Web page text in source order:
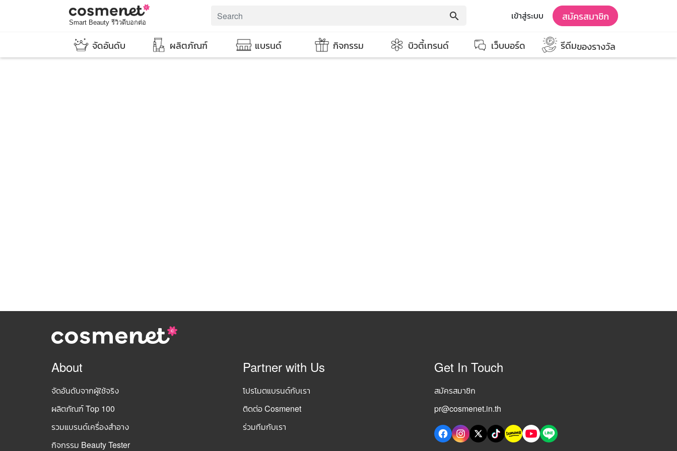
Smart Beauty รีวิวดีบอกต่อ
search เข้าสู่ระบบ สมัครสมาชิก
จัดอันดับ ผลิตภัณฑ์ แบรนด์ กิจกรรม บิวตี้เทรนด์ เว็บบอร์ด รีดีมของรางวัล
About
จัดอันดับจากผู้ใช้จริง
ผลิตภัณฑ์ Top 100
รวมแบรนด์เครื่องสำอาง
กิจกรรม Beauty Tester
Partner with Us
โปรโมตแบรนด์กับเรา
ติดต่อ Cosmenet
ร่วมทีมกับเรา
Get In Touch
สมัครสมาชิก
pr@cosmenet.in.th